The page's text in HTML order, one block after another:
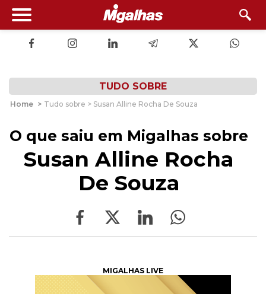
TUDO SOBRE
Home > Tudo sobre > Susan Alline Rocha De Souza
O que saiu em Migalhas sobre
Susan Alline Rocha
De Souza
MIGALHAS LIVE